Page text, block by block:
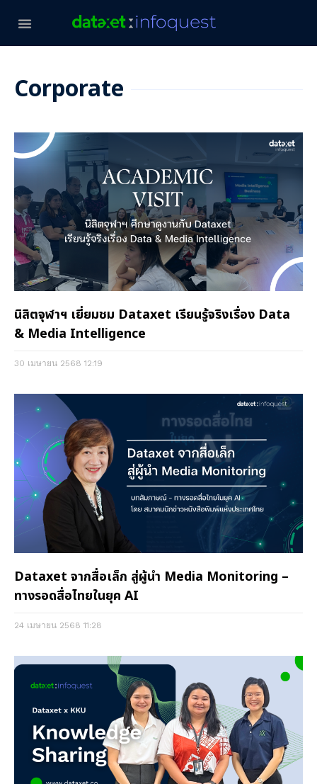
Corporate
นิสิตจุฬาฯ เยี่ยมชม Dataxet เรียนรู้จริงเรื่อง Data
& Media Intelligence
30 เมษายน 2568 12:19
Dataxet จากสื่อเล็ก สู่ผู้นำ Media Monitoring –
ทางรอดสื่อไทยในยุค AI
24 เมษายน 2568 11:28